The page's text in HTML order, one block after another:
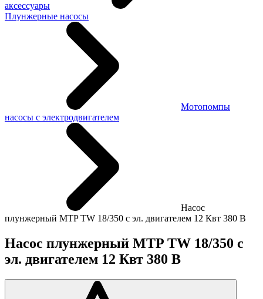
аксессуары
Плунжерные насосы
Мотопомпы
насосы с электродвигателем
Насос
плунжерный MTP TW 18/350 с эл. двигателем 12 Квт 380 В
Насос плунжерный MTP TW 18/350 с
эл. двигателем 12 Квт 380 В